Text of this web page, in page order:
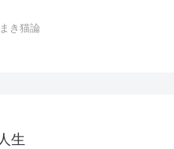
まき猫論
生